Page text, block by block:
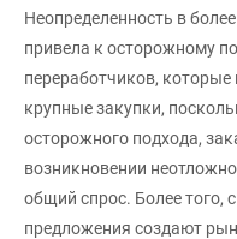
Неопределенность в
привела к осторожному
переработчиков,
крупные закупки,
осторожного подхода,
возникновении
общий спрос. Более того,
предложения создают